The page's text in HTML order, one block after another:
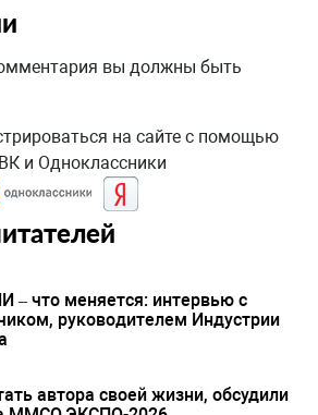
вы должны быть
на сайте с помощью
и Одноклассники
– что меняется: интервью с
руководителем Индустрии
автора своей жизни, обсудили